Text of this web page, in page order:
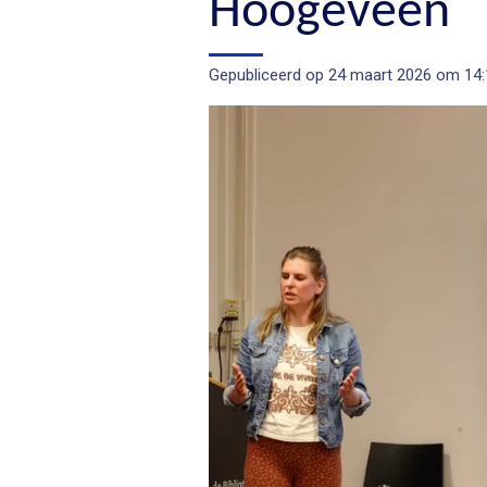
Hoogeveen
Gepubliceerd op 24 maart 2026 om